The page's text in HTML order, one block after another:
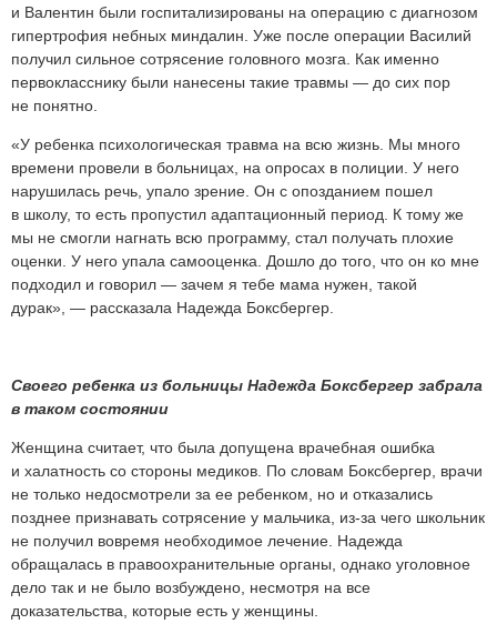
и Валентин были госпитализированы на операцию с диагнозом
гипертрофия небных миндалин. Уже после операции Василий
получил сильное сотрясение головного мозга. Как именно
первокласснику были нанесены такие травмы — до сих пор
не понятно.
«У ребенка психологическая травма на всю жизнь. Мы много
времени провели в больницах, на опросах в полиции. У него
нарушилась речь, упало зрение. Он с опозданием пошел
в школу, то есть пропустил адаптационный период. К тому же
мы не смогли нагнать всю программу, стал получать плохие
оценки. У него упала самооценка. Дошло до того, что он ко мне
подходил и говорил — зачем я тебе мама нужен, такой
дурак», — рассказала Надежда Боксбергер.
Своего ребенка из больницы Надежда Боксбергер забрала
в таком состоянии
Женщина считает, что была допущена врачебная ошибка
и халатность со стороны медиков. По словам Боксбергер, врачи
не только недосмотрели за ее ребенком, но и отказались
позднее признавать сотрясение у мальчика, из-за чего школьник
не получил вовремя необходимое лечение. Надежда
обращалась в правоохранительные органы, однако уголовное
дело так и не было возбуждено, несмотря на все
доказательства, которые есть у женщины.